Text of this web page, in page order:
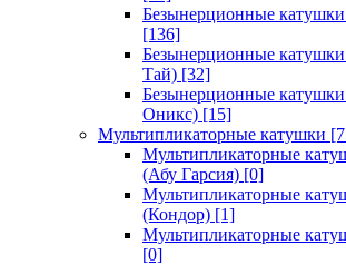
Безынерционные
[136]
Безынерционные
Тай) [32]
Безынерционные
Оникс) [15]
Мультипликаторные катушки
Мультипликаторные
(Абу Гарсия) [0]
Мультипликаторные
(Кондор) [1]
Мультипликаторные
[0]